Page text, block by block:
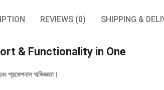
REVIEWS (0) SHIPPING &
& Functionality in One
প্রফেশনাল অভিজ্ঞতা।